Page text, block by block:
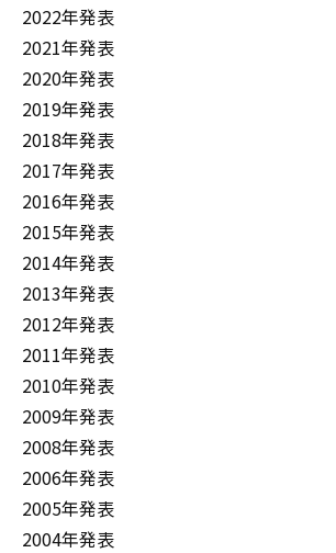
2022年発表
2021年発表
2020年発表
2019年発表
2018年発表
2017年発表
2016年発表
2015年発表
2014年発表
2013年発表
2012年発表
2011年発表
2010年発表
2009年発表
2008年発表
2006年発表
2005年発表
2004年発表